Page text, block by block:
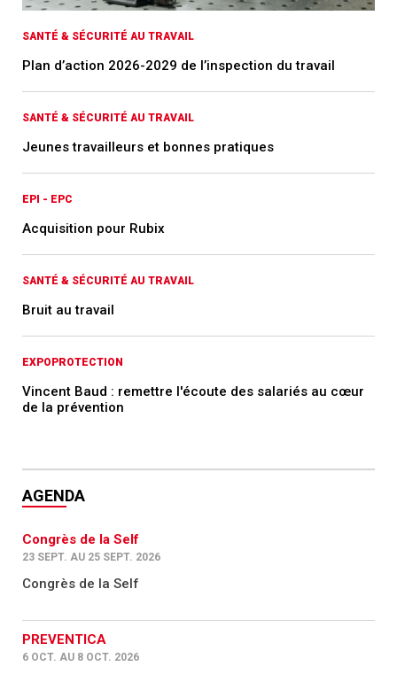
SANTÉ & SÉCURITÉ AU TRAVAIL
Plan d’action 2026-2029 de l’inspection du travail
SANTÉ & SÉCURITÉ AU TRAVAIL
Jeunes travailleurs et bonnes pratiques
EPI - EPC
Acquisition pour Rubix
SANTÉ & SÉCURITÉ AU TRAVAIL
Bruit au travail
EXPOPROTECTION
Vincent Baud : remettre l'écoute des salariés au cœur
de la prévention
AGENDA
Congrès de la Self
23 SEPT. AU 25 SEPT. 2026
Congrès de la Self
PREVENTICA
6 OCT. AU 8 OCT. 2026